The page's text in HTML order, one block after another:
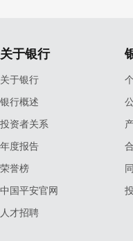
关于银行
关于银行
银行概述
投资者关系
年度报告
荣誉榜
中国平安官网
人才招聘